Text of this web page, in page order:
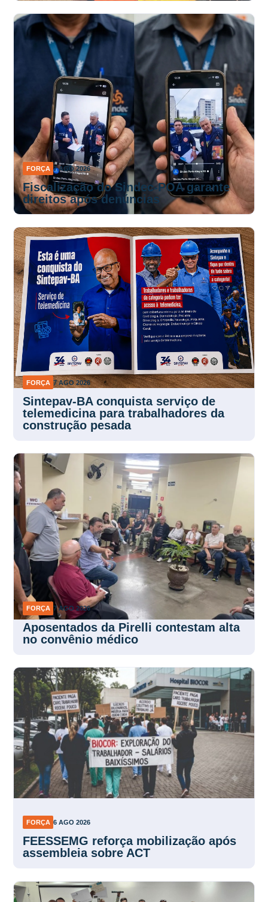
FORÇA 7 AGO 2026
Fiscalização do Sindec-POA garante
direitos após denúncias
FORÇA 7 AGO 2026
Sintepav-BA conquista serviço de
telemedicina para trabalhadores da
construção pesada
FORÇA 7 AGO 2026
Aposentados da Pirelli contestam alta
no convênio médico
FORÇA 6 AGO 2026
FEESSEMG reforça mobilização após
assembleia sobre ACT